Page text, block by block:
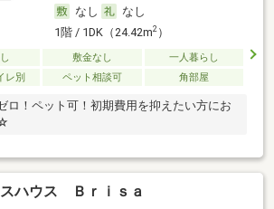
なし
なし
1階 / 1DK（24.42m2）
敷金なし
一人暮らし
レ別
ペット相談可 角部屋
ロ！ペット可！初期費用を抑えたい方にお
ハウス Ｂｒｉｓａ